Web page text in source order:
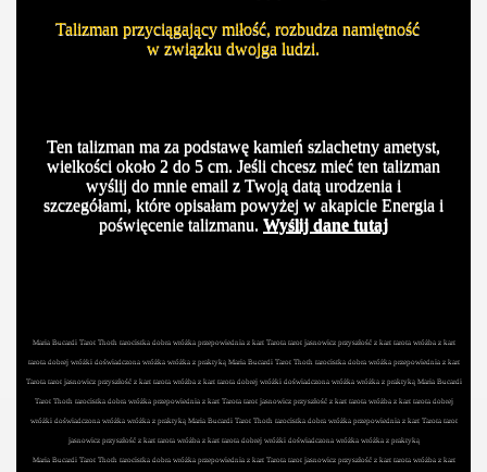
Talizman przyciągający miłość, rozbudza namiętność
w związku dwojga ludzi.
Ten talizman ma za podstawę kamień szlachetny ametyst,
wielkości około 2 do 5 cm. Jeśli chcesz mieć ten talizman
wyślij do mnie email z Twoją datą urodzenia i
szczegółami, które opisałam powyżej w akapicie Energia i
poświęcenie talizmanu. Wyślij dane tutaj
Maria Bucardi Tarot Thoth tarocistka dobra wróżka przepowiednia z kart Tarota tarot jasnowicz przyszłość z kart tarota wróżba z kart
tarota dobrej wróżki doświadczona wróżka wróżka z praktyką Maria Bucardi Tarot Thoth tarocistka dobra wróżka przepowiednia z kart
Tarota tarot jasnowicz przyszłość z kart tarota wróżba z kart tarota dobrej wróżki doświadczona wróżka wróżka z praktyką Maria Bucardi
Tarot Thoth tarocistka dobra wróżka przepowiednia z kart Tarota tarot jasnowicz przyszłość z kart tarota wróżba z kart tarota dobrej
wróżki doświadczona wróżka wróżka z praktyką Maria Bucardi Tarot Thoth tarocistka dobra wróżka przepowiednia z kart Tarota tarot
jasnowicz przyszłość z kart tarota wróżba z kart tarota dobrej wróżki doświadczona wróżka wróżka z praktyką
Maria Bucardi Tarot Thoth tarocistka dobra wróżka przepowiednia z kart Tarota tarot jasnowicz przyszłość z kart tarota wróżba z kart